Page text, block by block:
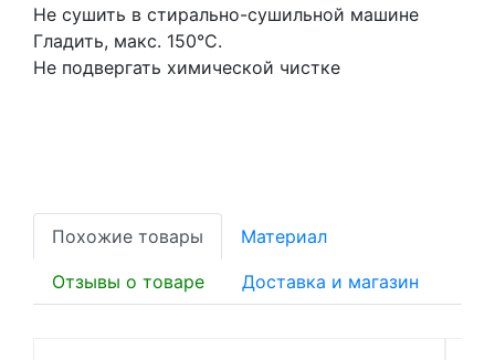
Не сушить в стирально-сушильной машине
Гладить, макс. 150°C.
Не подвергать химической чистке
Похожие товары Материал
Отзывы о товаре Доставка и магазин